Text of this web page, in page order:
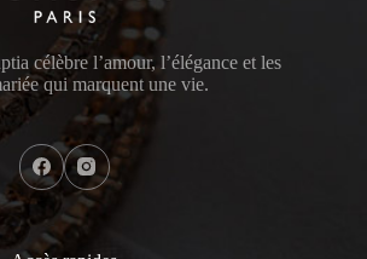
célèbre l’amour, l’élégance et les
qui marquent une vie.